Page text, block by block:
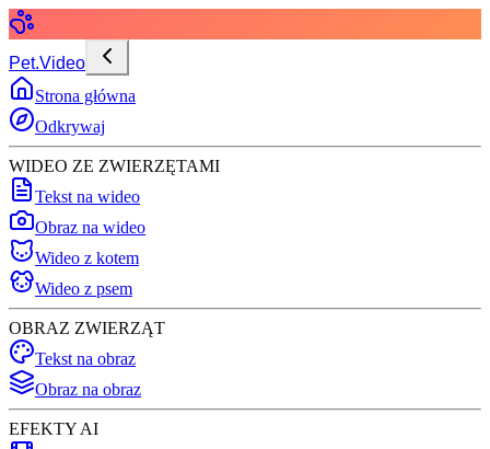
Pet.Video
Strona główna
Odkrywaj
WIDEO ZE ZWIERZĘTAMI
Tekst na wideo
Obraz na wideo
Wideo z kotem
Wideo z psem
OBRAZ ZWIERZĄT
Tekst na obraz
Obraz na obraz
EFEKTY AI